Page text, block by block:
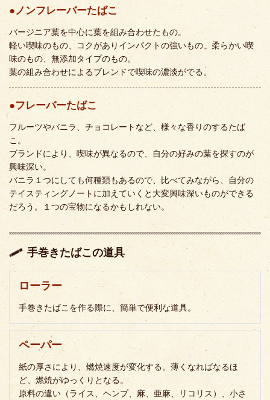
●ノンフレーバーたばこ
バージニア葉を中心に葉を組み合わせたもの。
軽い喫味のもの、コクがありインパクトの強いもの、柔らかい喫
味のもの、無添加タイプのもの。
葉の組み合わせによるブレンドで喫味の濃淡がでる。
●フレーバーたばこ
フルーツやバニラ、チョコレートなど、様々な香りのするたば
こ。
ブランドにより、喫味が異なるので、自分の好みの葉を探すのが
興味深い。
バニラ１つにしても何種類もあるので、比べてみながら、自分の
テイスティングノートに加えていくと大変興味深いものができる
だろう。１つの宝物になるかもしれない。
手巻きたばこの道具
ローラー
手巻きたばこを作る際に、簡単で便利な道具。
ペーパー
紙の厚さにより、燃焼速度が変化する。薄くなればなるほ
ど、燃焼がゆっくりとなる。
原料の違い（ライス、ヘンプ、麻、亜麻、リコリス）、小さ